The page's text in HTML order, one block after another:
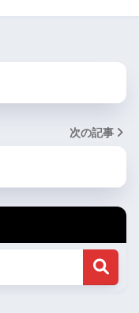
次の記事